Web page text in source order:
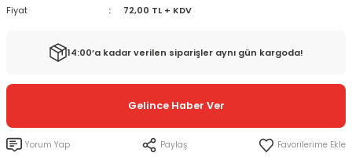
Fiyat 72,00 TL + KDV
14:00’a kadar verilen siparişler aynı gün kargoda!
Gelince Haber Ver
Yorum Yap Paylaş